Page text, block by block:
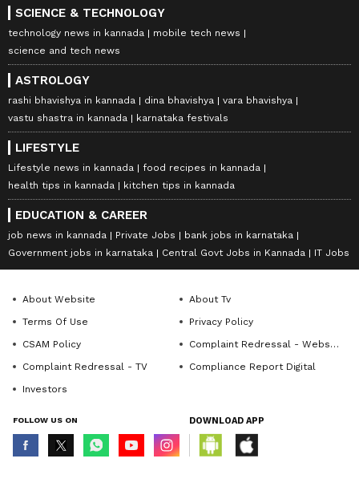
SCIENCE & TECHNOLOGY
technology news in kannada
mobile tech news
science and tech news
ASTROLOGY
rashi bhavishya in kannada dina bhavishya
vara bhavishya
vastu shastra in kannada
karnataka festivals
LIFESTYLE
Lifestyle news in kannada
food recipes in kannada
health tips in kannada
kitchen tips in kannada
EDUCATION & CAREER
job news in kannada Private Jobs
bank jobs in karnataka
Government jobs in karnataka
Central Govt Jobs in Kannada IT Jobs
About Website
About Tv
Terms Of Use
Privacy Policy
CSAM Policy
Complaint Redressal - Website
Complaint Redressal - TV
Compliance Report Digital
Investors
FOLLOW US ON DOWNLOAD APP